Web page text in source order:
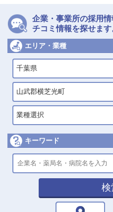
企業・事業所の採用
チコミ情報を探せます
エリア・業種
千葉県
山武郡横芝光町
業種選択
キーワード
検